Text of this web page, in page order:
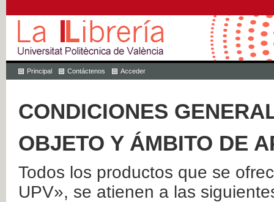
Principal Contáctenos Acceder
CONDICIONES
OBJETO Y ÁMBITO DE
Todos los productos que se
UPV», se atienen a las